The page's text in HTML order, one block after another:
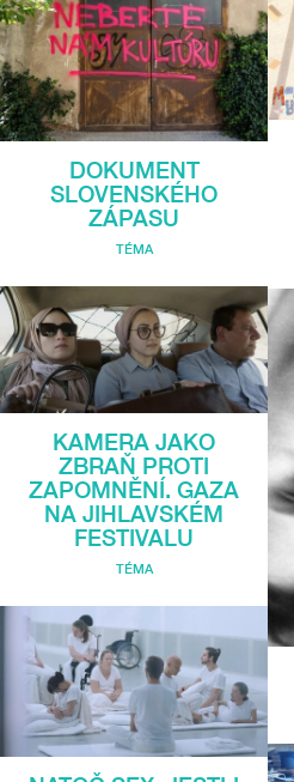
DOKUMENT
SLOVENSKÉHO
ZÁPASU
TÉMA
KAMERA JAKO
ZBRAŇ PROTI
ZAPOMNĚNÍ. GAZA
NA JIHLAVSKÉM
FESTIVALU
TÉMA